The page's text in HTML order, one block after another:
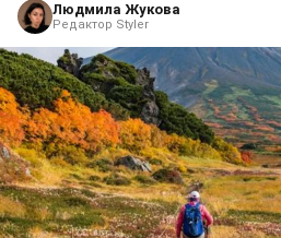
Людмила Жукова
Редактор Styler